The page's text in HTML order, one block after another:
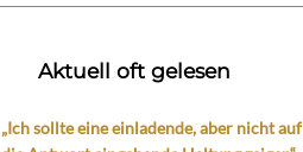
Aktuell oft gelesen
„Ich sollte eine einladende, aber nicht auf